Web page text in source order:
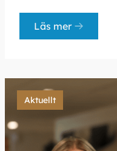
Läs mer
Aktuellt